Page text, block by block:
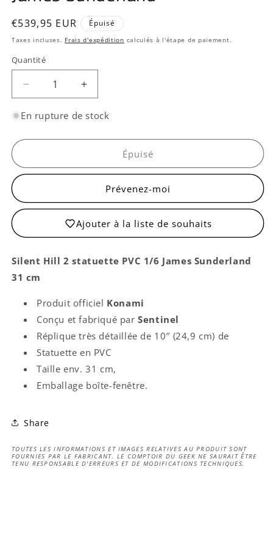
Prix
habituel
€539,95 EUR Épuisé
Taxes incluses. Frais d'expédition calculés à l'étape de paiement.
Quantité
Quantité
Réduire
la
quantité
James
Augmenter
la
quantité
James
Sunderland
En rupture de stock
Épuisé
Prévenez-moi
Ajouter à la liste de souhaits
Silent Hill 2 statuette PVC 1/6 James Sunderland
31 cm
Produit officiel Konami
Conçu et fabriqué parSentinel
Réplique très détaillée de 10″ (24,9 cm) de
Statuette en PVC
Taille env. 31 cm,
Emballage boîte-fenêtre.
Share
TOUTES LES INFORMATIONS ET IMAGES RELATIVES AU PRODUIT SONT
FOURNIES PAR LE FABRICANT. LE COMPTOIR DU GEEK NE SAURAIT ÊTRE
TENU RESPONSABLE D'ERREURS ET DE MODIFICATIONS TECHNIQUES.